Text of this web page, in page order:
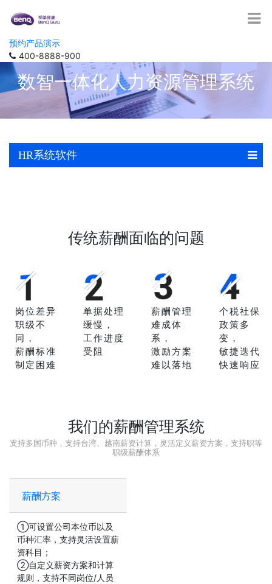
预约产品演示
400-8888-900
数智一体化人力资源管理系统
HR系统软件
传统薪酬面临的问题
岗位差异
职级不
同，
薪酬标准
制定困难
单据处理
缓慢，
工作进度
受阻
薪酬管理
难成体
系，
激励方案
难以落地
个税社保
政策多
变，
敏捷迭代
快速响应
我们的薪酬管理系统
支持多国币种，支持台湾、越南薪资计算，灵活定义薪资方案，支持职等
职级薪酬体系
薪酬方案
①可设置公司本位币以及
币种汇率，支持灵活设置薪
资科目；
②自定义薪资方案和计算
规则，支持不同岗位/人员